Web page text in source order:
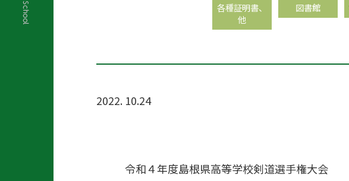
各種証明書、
他
図書館
2022. 10.24
令和４年度島根県高等学校剣道選手権大会